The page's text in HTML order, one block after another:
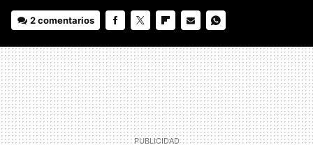
2 comentarios
MAIL